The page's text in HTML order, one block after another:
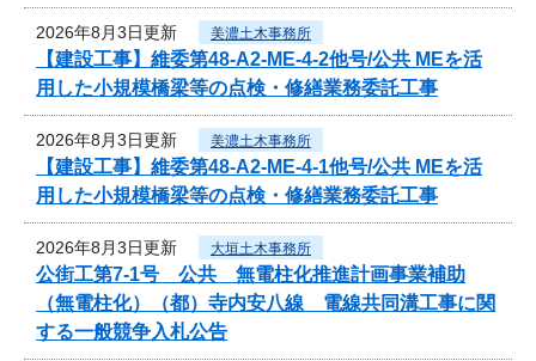
2026年8月3日更新 美濃土木事務所
【建設工事】維委第48-A2-ME-4-2他号/公共 MEを活
用した小規模橋梁等の点検・修繕業務委託工事
2026年8月3日更新 美濃土木事務所
【建設工事】維委第48-A2-ME-4-1他号/公共 MEを活
用した小規模橋梁等の点検・修繕業務委託工事
2026年8月3日更新 大垣土木事務所
公街工第7-1号 公共 無電柱化推進計画事業補助
（無電柱化）（都）寺内安八線 電線共同溝工事に関
する一般競争入札公告